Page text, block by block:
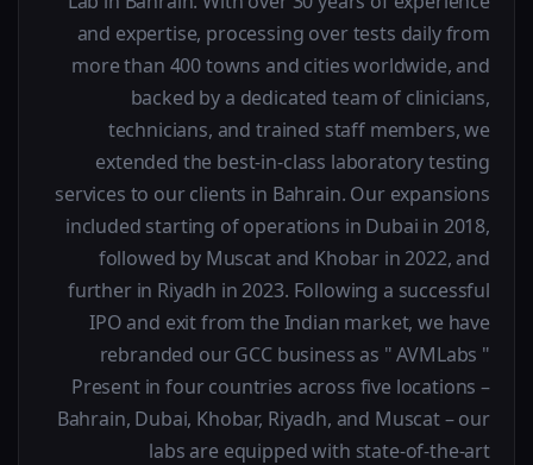
and expertise, processing over tests daily from
more than 400 towns and cities worldwide, and
backed by a dedicated team of clinicians,
technicians, and trained staff members, we
extended the best-in-class laboratory testing
services to our clients in Bahrain. Our expansions
included starting of operations in Dubai in 2018,
followed by Muscat and Khobar in 2022, and
further in Riyadh in 2023. Following a successful
IPO and exit from the Indian market, we have
rebranded our GCC business as " AVMLabs "
Present in four countries across five locations –
Bahrain, Dubai, Khobar, Riyadh, and Muscat – our
labs are equipped with state-of-the-art